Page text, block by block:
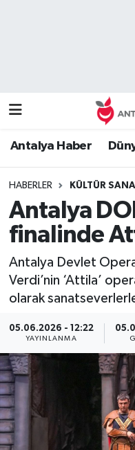
Antalya Haber
HABERLER KÜLTÜR
Antalya
finalinde
Antalya Devlet
Verdi’nin ‘Attila’
olarak
05.06.2026 - 12:22
YAYINLANMA
Genel
Güncel
Güvenlik
Kültür Sanat
Medya
Politika
Namaz Vakitleri
Tüm Manşetler
Son Dakika
Haber Arşivi